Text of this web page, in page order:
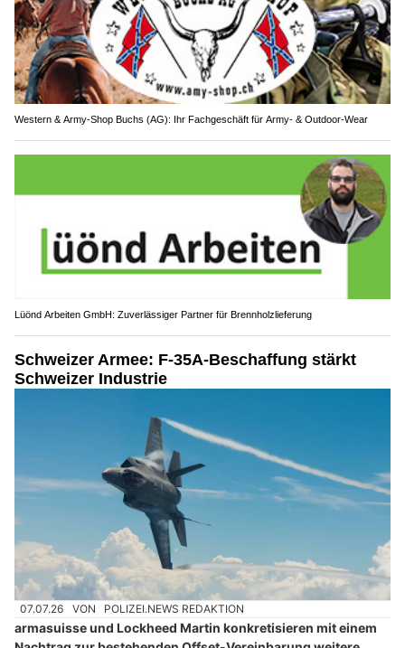
Western & Army-Shop Buchs (AG): Ihr Fachgeschäft für Army- & Outdoor-Wear
Lüönd Arbeiten GmbH: Zuverlässiger Partner für Brennholzlieferung
Schweizer Armee: F-35A-Beschaffung stärkt
Schweizer Industrie
07.07.26 VON POLIZEI.NEWS REDAKTION
armasuisse und Lockheed Martin konkretisieren mit einem